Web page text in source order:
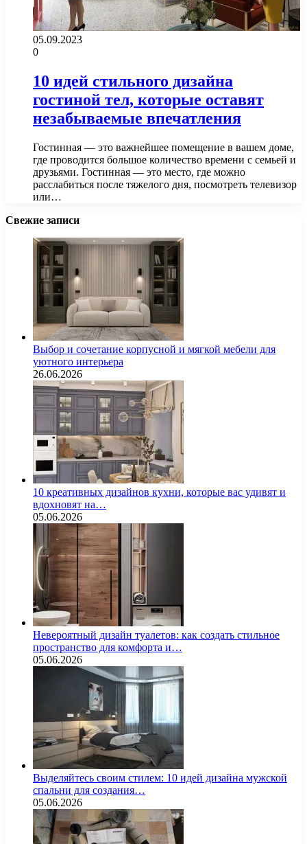
05.09.2023
0
10 идей стильного дизайна
гостиной тел, которые оставят
незабываемые впечатления
Гостинная — это важнейшее помещение в вашем доме,
где проводится большое количество времени с семьей и
друзьями. Гостинная — это место, где можно
расслабиться после тяжелого дня, посмотреть телевизор
или…
Свежие записи
Выбор и сочетание корпусной и мягкой мебели для
уютного интерьера
26.06.2026
10 креативных дизайнов кухни, которые вас удивят и
вдохновят на…
05.06.2026
Невероятный дизайн туалетов: как создать стильное
пространство для комфорта и…
05.06.2026
Выделяйтесь своим стилем: 10 идей дизайна мужской
спальни для создания…
05.06.2026